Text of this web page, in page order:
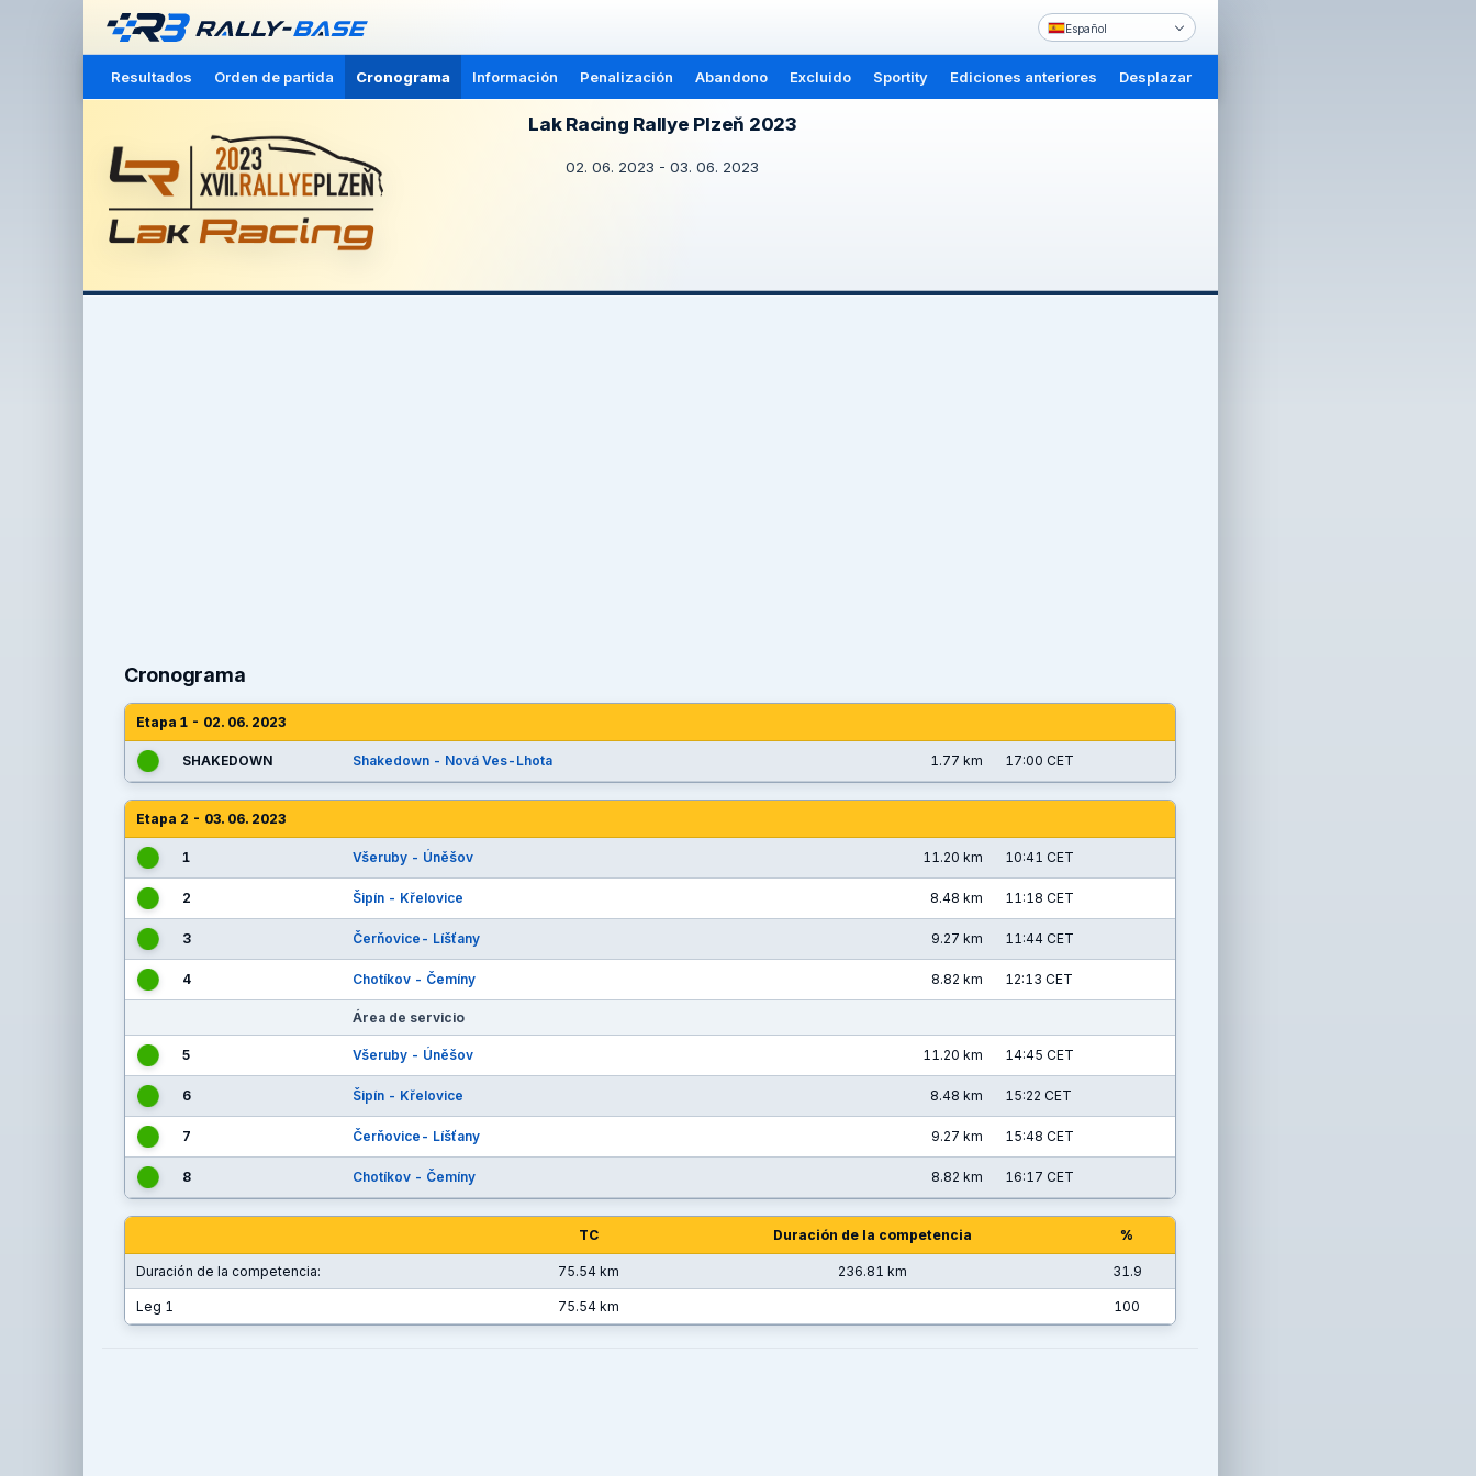
Español
Resultados Orden de partida Cronograma Información Penalización Abandono Excluido Sportity Ediciones anteriores Desplazar
Lak Racing Rallye Plzeň 2023
02. 06. 2023 - 03. 06. 2023
Cronograma
Etapa 1 - 02. 06. 2023
SHAKEDOWN Shakedown - Nová Ves-Lhota 1.77 km 17:00 CET
Etapa 2 - 03. 06. 2023
1 Všeruby - Úněšov 11.20 km 10:41 CET
2 Šipín - Křelovice 8.48 km 11:18 CET
3 Čerňovice- Líšťany 9.27 km 11:44 CET
4 Chotíkov - Čemíny 8.82 km 12:13 CET
Área de servicio
5 Všeruby - Úněšov 11.20 km 14:45 CET
6 Šipín - Křelovice 8.48 km 15:22 CET
7 Čerňovice- Líšťany 9.27 km 15:48 CET
8 Chotíkov - Čemíny 8.82 km 16:17 CET
TC Duración de la competencia %
Duración de la competencia: 75.54 km 236.81 km 31.9
Leg 1 75.54 km 100